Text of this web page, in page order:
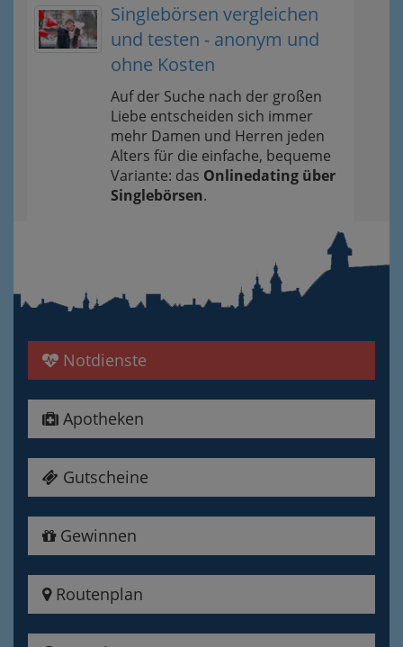
Singlebörsen vergleichen
und testen - anonym und
ohne Kosten
Auf der Suche nach der großen
Liebe entscheiden sich immer
mehr Damen und Herren jeden
Alters für die einfache, bequeme
Variante: das Onlinedating über
Singlebörsen.
Notdienste
Apotheken
Gutscheine
Gewinnen
Routenplan